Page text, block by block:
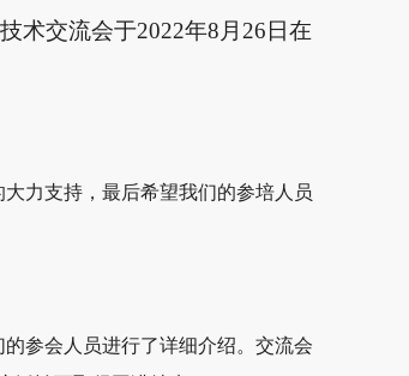
术交流会于2022年8月26日在
力支持，最后希望我们的参培人员
参会人员进行了详细介绍。交流会